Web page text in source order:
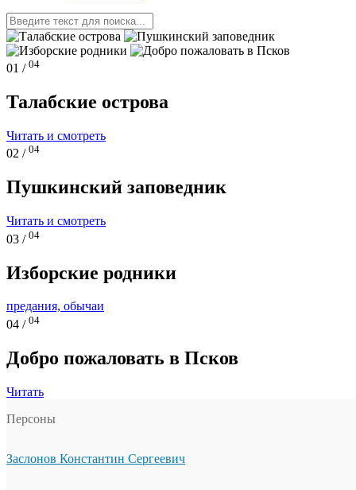
01 / 04
Талабские острова
Читать и смотреть
02 / 04
Пушкинский заповедник
Читать и смотреть
03 / 04
Изборские родники
предания, обычаи
04 / 04
Добро пожаловать в Псков
Читать
Персоны
Заслонов Константин Сергеевич